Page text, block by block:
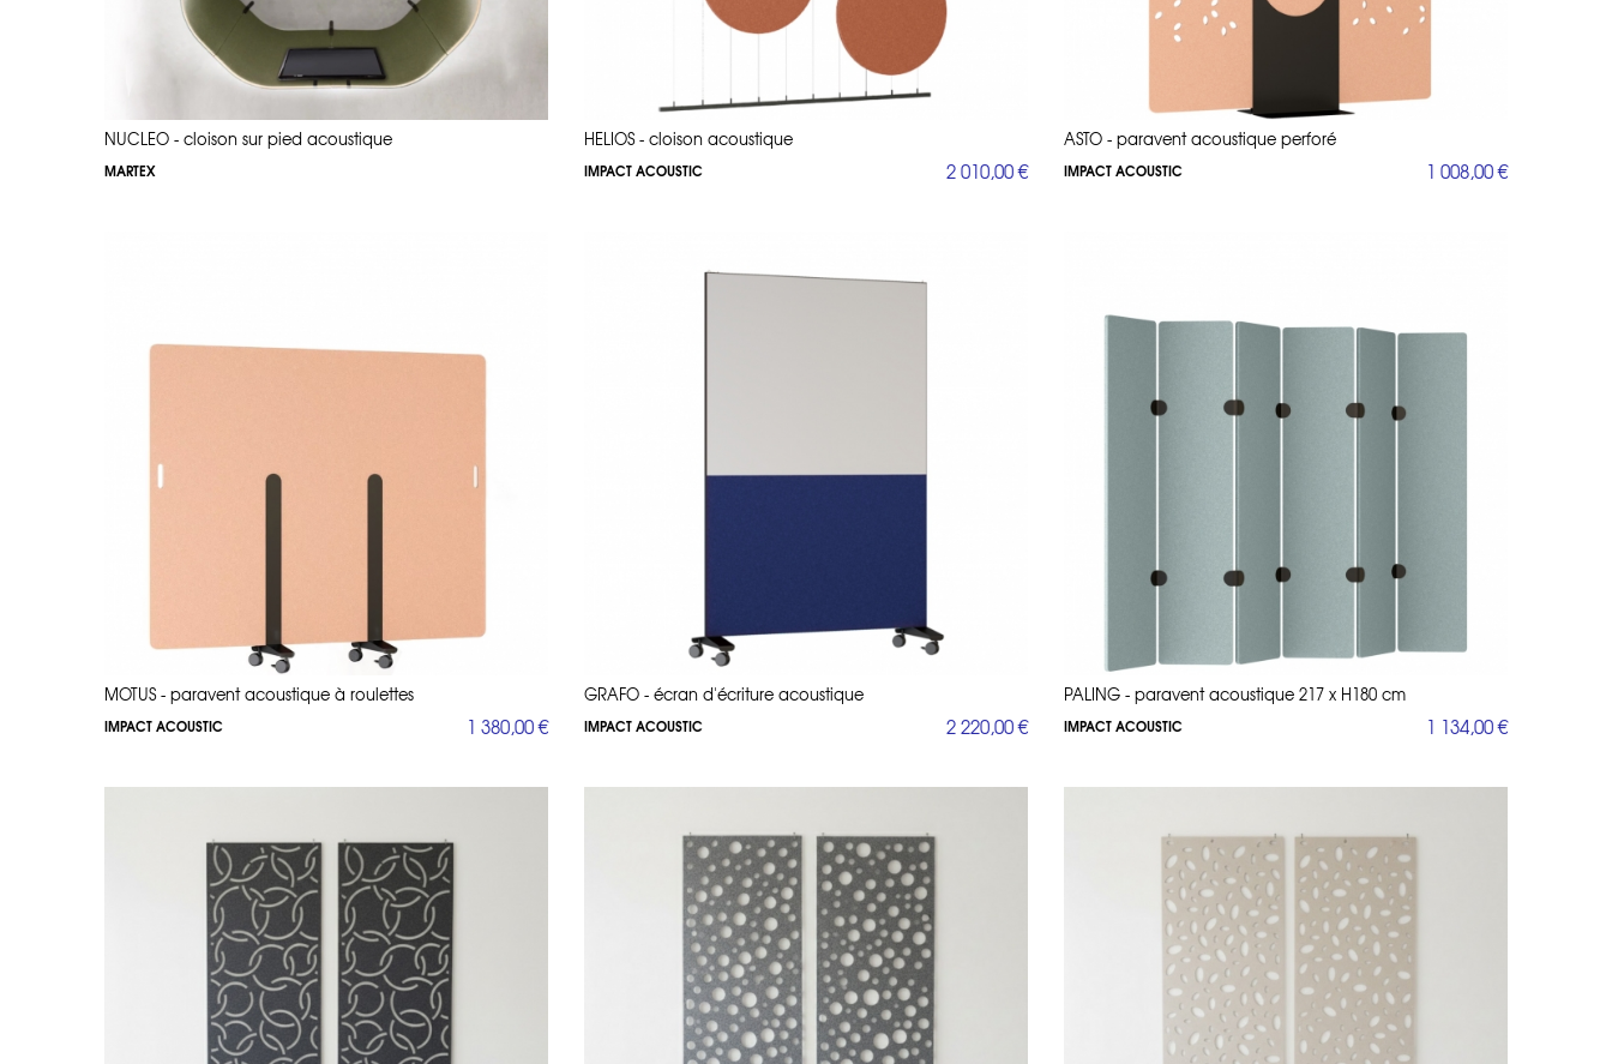
NUCLEO - cloison sur pied acoustique
MARTEX
HELIOS - cloison acoustique
IMPACT ACOUSTIC 2 010,00 €
ASTO - paravent acoustique perforé
IMPACT ACOUSTIC 1 008,00 €
MOTUS - paravent acoustique à roulettes
IMPACT ACOUSTIC 1 380,00 €
GRAFO - écran d'écriture acoustique
IMPACT ACOUSTIC 2 220,00 €
PALING - paravent acoustique 217 x H180 cm
IMPACT ACOUSTIC 1 134,00 €